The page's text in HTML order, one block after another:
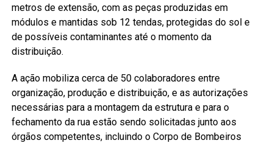
metros de extensão, com as peças produzidas em
módulos e mantidas sob 12 tendas, protegidas do sol e
de possíveis contaminantes até o momento da
distribuição.
A ação mobiliza cerca de 50 colaboradores entre
organização, produção e distribuição, e as autorizações
necessárias para a montagem da estrutura e para o
fechamento da rua estão sendo solicitadas junto aos
órgãos competentes, incluindo o Corpo de Bombeiros